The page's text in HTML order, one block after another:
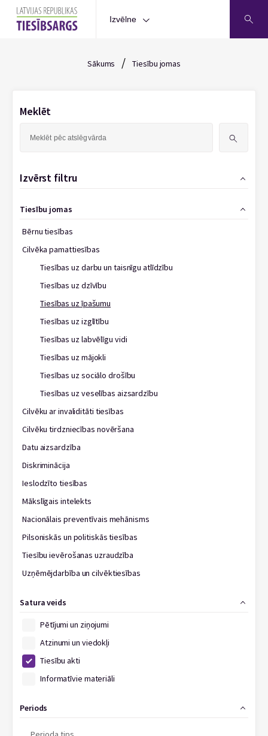
Izvēlne
Sākums / Tiesību jomas
Meklēt
Izvērst filtru
Tiesību jomas
Bērnu tiesības
Cilvēka pamattiesības
Tiesības uz darbu un taisnīgu atlīdzību
Tiesības uz dzīvību
Tiesības uz īpašumu
Tiesības uz izglītību
Tiesības uz labvēlīgu vidi
Tiesības uz mājokli
Tiesības uz sociālo drošību
Tiesības uz veselības aizsardzību
Cilvēku ar invaliditāti tiesības
Cilvēku tirdzniecības novēršana
Datu aizsardzība
Diskriminācija
Ieslodzīto tiesības
Mākslīgais intelekts
Nacionālais preventīvais mehānisms
Pilsoniskās un politiskās tiesības
Tiesību ievērošanas uzraudzība
Uzņēmējdarbība un cilvēktiesības
Satura veids
Pētījumi un ziņojumi
Atzinumi un viedokļi
Tiesību akti
Informatīvie materiāli
Periods